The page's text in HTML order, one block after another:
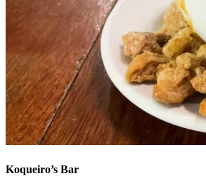
Koqueiro’s Bar